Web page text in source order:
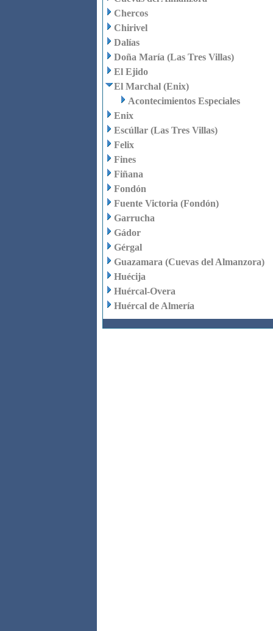
Chercos
Chirivel
Dalías
Doña María (Las Tres Villas)
El Ejido
El Marchal (Enix)
Acontecimientos Especiales
Enix
Escúllar (Las Tres Villas)
Felix
Fines
Fiñana
Fondón
Fuente Victoria (Fondón)
Garrucha
Gádor
Gérgal
Guazamara (Cuevas del Almanzora)
Huécija
Huércal-Overa
Huércal de Almería